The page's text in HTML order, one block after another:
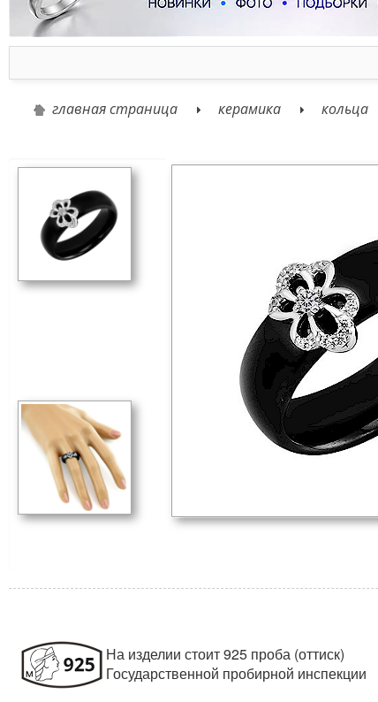
главная страница керамика кольца
На изделии стоит 925 проба (оттиск)
Государственной пробирной инспекции